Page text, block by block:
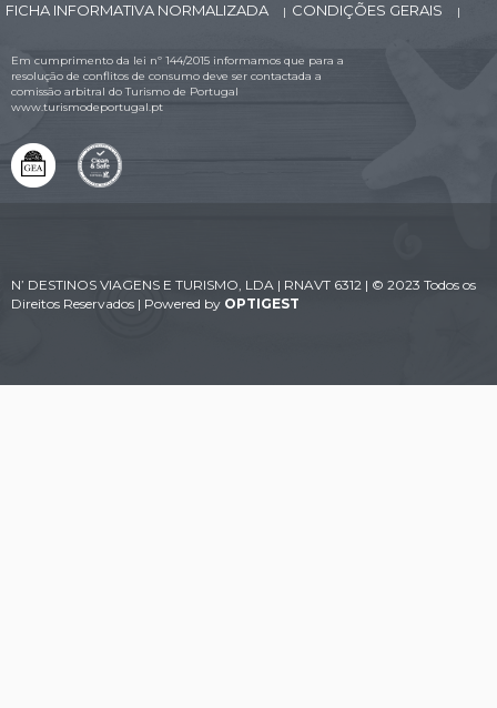
FICHA INFORMATIVA NORMALIZADA | CONDIÇÕES GERAIS |
Em cumprimento da lei nº 144/2015 informamos que para a
resolução de conflitos de consumo deve ser contactada a
comissão arbitral do Turismo de Portugal
www.turismodeportugal.pt
N’ DESTINOS VIAGENS E TURISMO, LDA | RNAVT 6312 | © 2023 Todos os
Direitos Reservados | Powered by OPTIGEST